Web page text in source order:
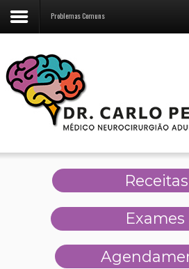
Problemas Comuns
Receitas
Exames